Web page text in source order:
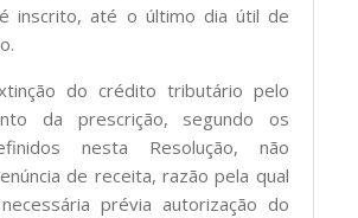
inscrito, até o último dia útil de
do crédito tributário pelo
da prescrição, segundo os
nesta Resolução, não
de receita, razão pela qual
prévia autorização do